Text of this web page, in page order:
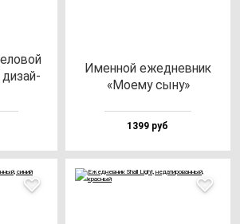
ди­зай­
Имен­ной ежед­нев­ник
«Моему сы­ну»
1399 руб